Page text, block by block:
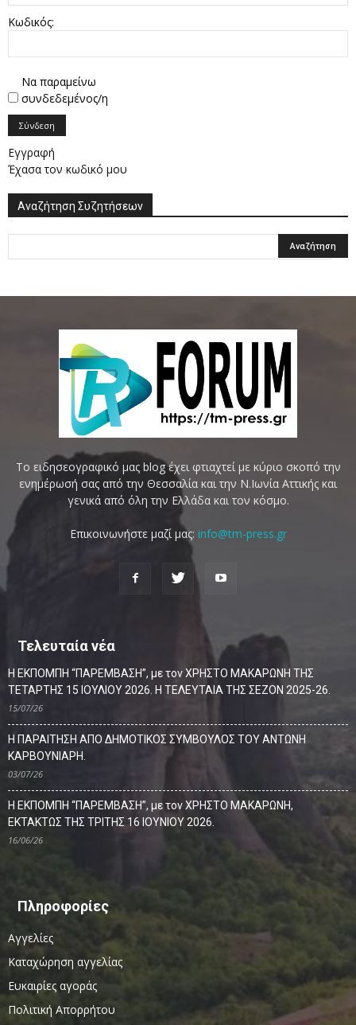
Κωδικός:
Να παραμείνω
συνδεδεμένος/η
Σύνδεση
Εγγραφή
Έχασα τον κωδικό μου
Αναζήτηση Συζητήσεων
Το ειδησεογραφικό μας blog έχει φτιαχτεί με κύριο σκοπό την
ενημέρωσή σας από την Θεσσαλία και την Ν.Ιωνία Αττικής και
γενικά από όλη την Ελλάδα και τον κόσμο.
Επικοινωνήστε μαζί μας: info@tm-press.gr
Τελευταία νέα
Η ΕΚΠΟΜΠΗ “ΠΑΡΕΜΒΑΣΗ”, με τον ΧΡΗΣΤΟ ΜΑΚΑΡΩΝΗ ΤΗΣ
ΤΕΤΑΡΤΗΣ 15 ΙΟΥΛΙΟΥ 2026. Η ΤΕΛΕΥΤΑΙΑ ΤΗΣ ΣΕΖΟΝ 2025-26.
15/07/26
Η ΠΑΡΑΙΤΗΣΗ ΑΠΟ ΔΗΜΟΤΙΚΟΣ ΣΥΜΒΟΥΛΟΣ ΤΟΥ ΑΝΤΩΝΗ
ΚΑΡΒΟΥΝΙΑΡΗ.
03/07/26
Η ΕΚΠΟΜΠΗ “ΠΑΡΕΜΒΑΣΗ”, με τον ΧΡΗΣΤΟ ΜΑΚΑΡΩΝΗ,
ΕΚΤΑΚΤΩΣ ΤΗΣ ΤΡΙΤΗΣ 16 ΙΟΥΝΙΟΥ 2026.
16/06/26
Πληροφορίες
Αγγελίες
Καταχώρηση αγγελίας
Ευκαιρίες αγοράς
Πολιτική Απορρήτου